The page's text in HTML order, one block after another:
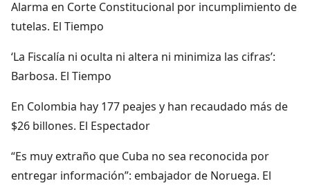
Alarma en Corte Constitucional por incumplimiento de
tutelas. El Tiempo
‘La Fiscalía ni oculta ni altera ni minimiza las cifras’:
Barbosa. El Tiempo
En Colombia hay 177 peajes y han recaudado más de
$26 billones. El Espectador
“Es muy extraño que Cuba no sea reconocida por
entregar información”: embajador de Noruega. El